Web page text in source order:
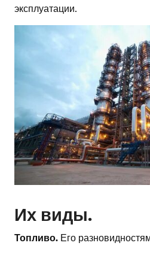
эксплуатации.
Их виды.
Топливо. Его